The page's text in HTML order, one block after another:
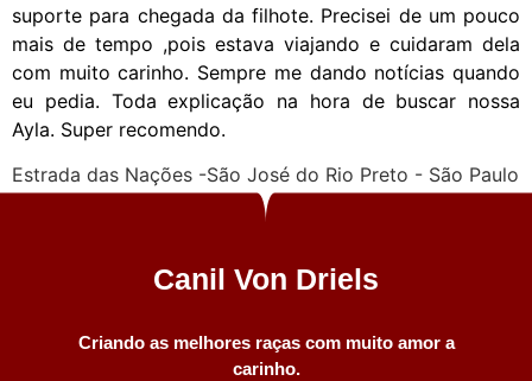
suporte para chegada da filhote. Precisei de um pouco
mais de tempo ,pois estava viajando e cuidaram dela
com muito carinho. Sempre me dando notícias quando
eu pedia. Toda explicação na hora de buscar nossa
Ayla. Super recomendo.
Estrada das Nações -São José do Rio Preto - São Paulo
Canil Von Driels
Criando as melhores raças com muito amor a
carinho.